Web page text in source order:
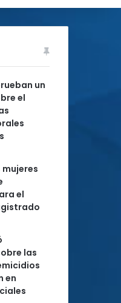
un
el
mujeres
el
las
en